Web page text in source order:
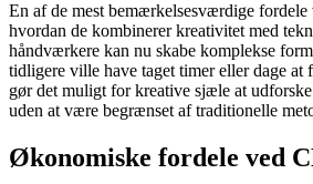
En af de mest bemærkelsesværdige
hvordan de kombinerer kreativitet med
håndværkere kan nu skabe komplekse
tidligere ville have taget timer eller dage at
gør det muligt for kreative sjæle at
uden at være begrænset af traditionelle
Økonomiske fordele ved